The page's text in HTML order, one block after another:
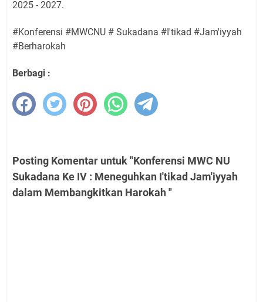
2025 - 2027.
#Konferensi #MWCNU # Sukadana #I'tikad #Jam'iyyah
#Berharokah
Berbagi :
Posting Komentar untuk "Konferensi MWC NU
Sukadana Ke IV : Meneguhkan I'tikad Jam'iyyah
dalam Membangkitkan Harokah "